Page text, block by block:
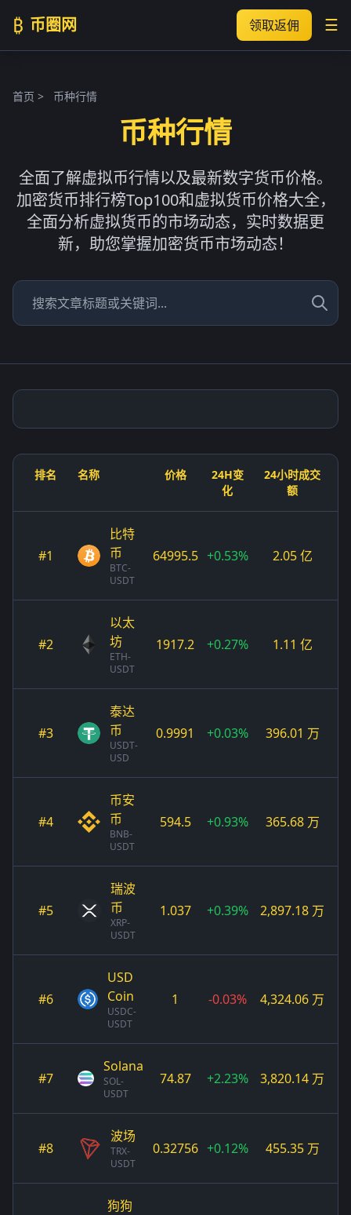
₿ 币圈网 领取返佣 ☰
首页 > 币种行情
币种行情
全面了解虚拟币行情以及最新数字货币价格。
加密货币排行榜Top100和虚拟货币价格大全，
全面分析虚拟货币的市场动态，实时数据更
新，助您掌握加密货币市场动态！
排名 名称 价格
24H变
化
24小时成交
额
#1
比特
币
BTC-
USDT
64995.5 +0.53% 2.05 亿
#2
以太
坊
ETH-
USDT
1917.2 +0.27% 1.11 亿
#3
泰达
币
USDT-
USD
0.9991 +0.03% 396.01 万
#4
币安
币
BNB-
USDT
594.5 +0.93% 365.68 万
#5
瑞波
币
XRP-
USDT
1.037 +0.39% 2,897.18 万
#6
USD
Coin
USDC-
USDT
1 -0.03% 4,324.06 万
#7
Solana
SOL-
USDT
74.87 +2.23% 3,820.14 万
#8
波场
TRX-
USDT
0.32756 +0.12% 455.35 万
狗狗